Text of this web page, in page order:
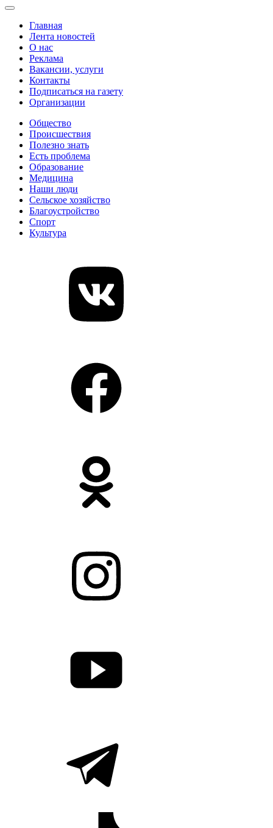
Главная
Лента новостей
О нас
Реклама
Вакансии, услуги
Контакты
Подписаться на газету
Организации
Общество
Происшествия
Полезно знать
Есть проблема
Образование
Медицина
Наши люди
Сельское хозяйство
Благоустройство
Спорт
Культура